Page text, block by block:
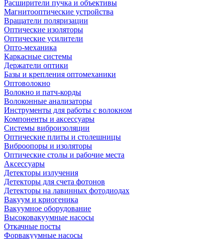
Расширители пучка и объективы
Магнитооптические устройства
Вращатели поляризации
Оптические изоляторы
Оптические усилители
Опто-механика
Каркасные системы
Держатели оптики
Базы и крепления оптомеханики
Оптоволокно
Волокно и патч-корды
Волоконные анализаторы
Инструменты для работы с волокном
Компоненты и аксессуары
Системы виброизоляции
Оптические плиты и столешницы
Виброопоры и изоляторы
Оптические столы и рабочие места
Аксессуары
Детекторы излучения
Детекторы для счета фотонов
Детекторы на лавинных фотодиодах
Вакуум и криогеника
Вакуумное оборудование
Высоковакуумные насосы
Откачные посты
Форвакуумные насосы